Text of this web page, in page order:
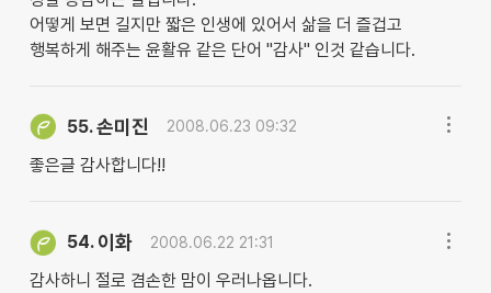
어떻게 보면 길지만 짧은 인생에 있어서 삶을 더 즐겁고
행복하게 해주는 윤활유 같은 단어 "감사" 인것 같습니다.
55.손미진 2008.06.23 09:32
좋은글 감사합니다!!
54. 이화 2008.06.22 21:31
감사하니 절로 겸손한 맘이 우러나옵니다.